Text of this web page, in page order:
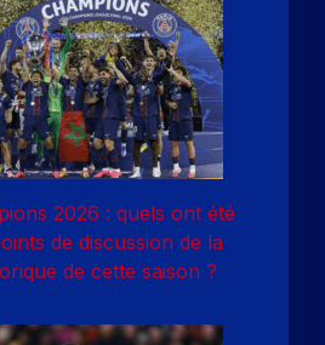
2026 : quels ont été
de discussion de la
de cette saison ?